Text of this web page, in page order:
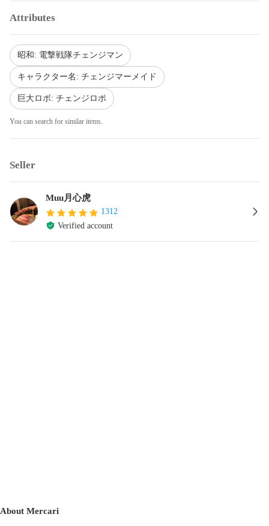
Attributes
昭和: 電撃戦隊チェンジマン
キャラクター名: チェンジマーメイド
巨大ロボ: チェンジロボ
You can search for similar items.
Seller
Muu月心虎
1312
Verified account
About Mercari